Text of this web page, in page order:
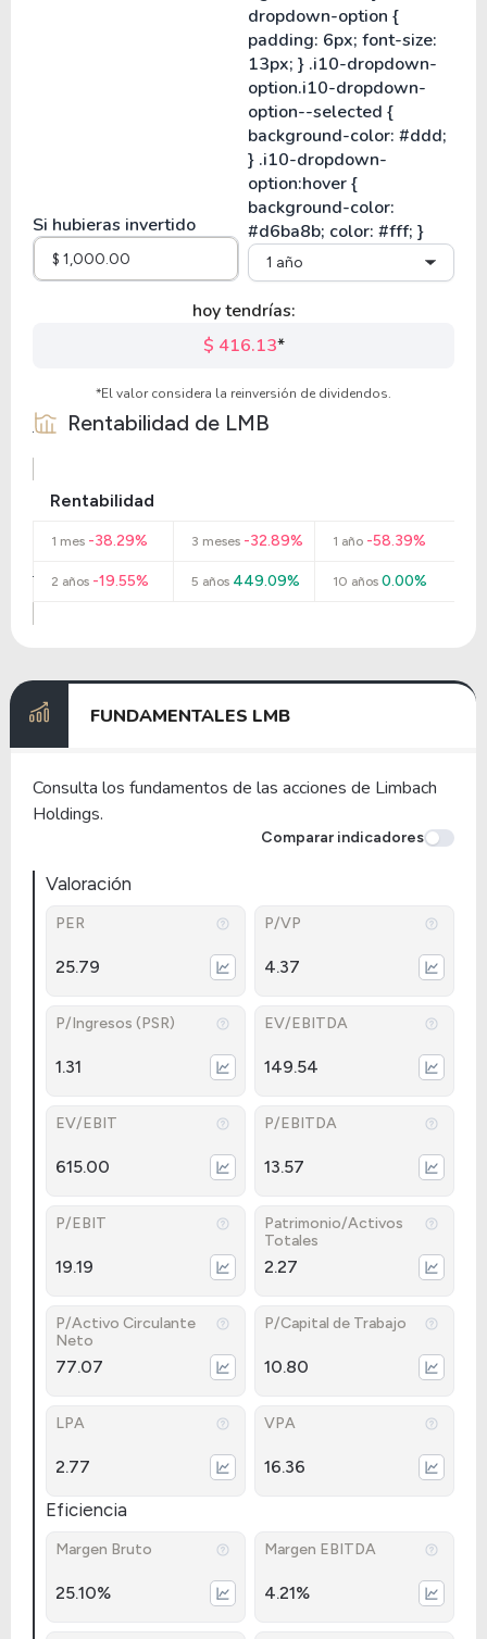
Si hubieras invertido
1 año
hoy tendrías:
$ 416.13*
*El valor considera la reinversión de dividendos.
Rentabilidad de LMB
Rentabilidad
1 mes -38.29% 3 meses -32.89% 1 año-58.39%
2 años -19.55% 5 años 449.09% 10 años0.00%
FUNDAMENTALES LMB
Consulta los fundamentos de las acciones de Limbach
Holdings.
Comparar indicadores
Valoración
PER
25.79
P/VP
4.37
P/Ingresos (PSR)
1.31
EV/EBITDA
149.54
EV/EBIT
615.00
P/EBITDA
13.57
P/EBIT
19.19
Patrimonio/Activos
Totales
2.27
P/Activo Circulante
Neto
77.07
P/Capital de Trabajo
10.80
LPA
2.77
VPA
16.36
Eficiencia
Margen Bruto
25.10%
Margen EBITDA
4.21%